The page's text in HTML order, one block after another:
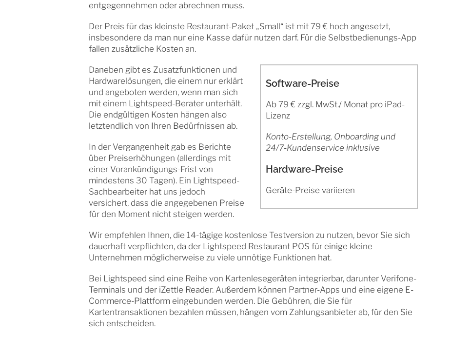
entgegennehmen oder abrechnen muss.
Der Preis für das kleinste Restaurant-Paket „Small“ ist mit 79 € hoch angesetzt,
insbesondere da man nur eine Kasse dafür nutzen darf. Für die Selbstbedienungs-App
fallen zusätzliche Kosten an.
Daneben gibt es Zusatzfunktionen und
Hardwarelösungen, die einem nur erklärt
und angeboten werden, wenn man sich
mit einem Lightspeed-Berater unterhält.
Die endgültigen Kosten hängen also
letztendlich von Ihren Bedürfnissen ab.
In der Vergangenheit gab es Berichte
über Preiserhöhungen (allerdings mit
einer Vorankündigungs-Frist von
mindestens 30 Tagen). Ein Lightspeed-
Sachbearbeiter hat uns jedoch
versichert, dass die angegebenen Preise
für den Moment nicht steigen werden.
Software-Preise
Ab 79 € zzgl. MwSt./ Monat pro iPad-
Lizenz
Konto-Erstellung, Onboarding und
24/7-Kundenservice inklusive
Hardware-Preise
Geräte-Preise variieren
Wir empfehlen Ihnen, die 14-tägige kostenlose Testversion zu nutzen, bevor Sie sich
dauerhaft verpflichten, da der Lightspeed Restaurant POS für einige kleine
Unternehmen möglicherweise zu viele unnötige Funktionen hat.
Bei Lightspeed sind eine Reihe von Kartenlesegeräten integrierbar, darunter Verifone-
Terminals und der iZettle Reader. Außerdem können Partner-Apps und eine eigene E-
Commerce-Plattform eingebunden werden. Die Gebühren, die Sie für
Kartentransaktionen bezahlen müssen, hängen vom Zahlungsanbieter ab, für den Sie
sich entscheiden.